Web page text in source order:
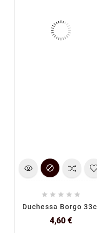

    
Duchessa Borgo 33cl
4,60 €Prix